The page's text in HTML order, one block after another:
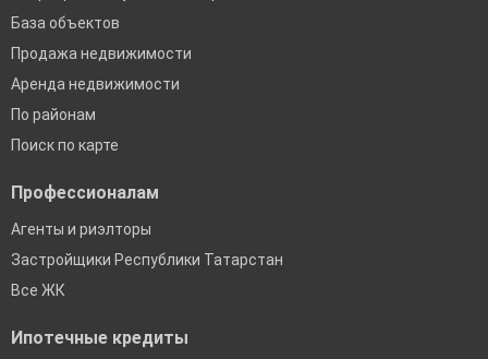
База объектов
Продажа недвижимости
Аренда недвижимости
По районам
Поиск по карте
Профессионалам
Агенты и риэлторы
Застройщики Республики Татарстан
Все ЖК
Ипотечные кредиты